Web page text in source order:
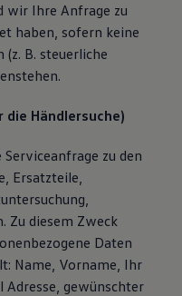
wir Ihre Anfrage zu
haben, sofern keine
B. steuerliche
die Händlersuche)
zu den
Ersatzteile,
Zu diesem Zweck
Daten
Name, Vorname, Ihr
Adresse, gewünschter